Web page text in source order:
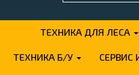
ТЕХНИКА ДЛЯ ЛЕСА
ТЕХНИКА Б/У СЕРВИС